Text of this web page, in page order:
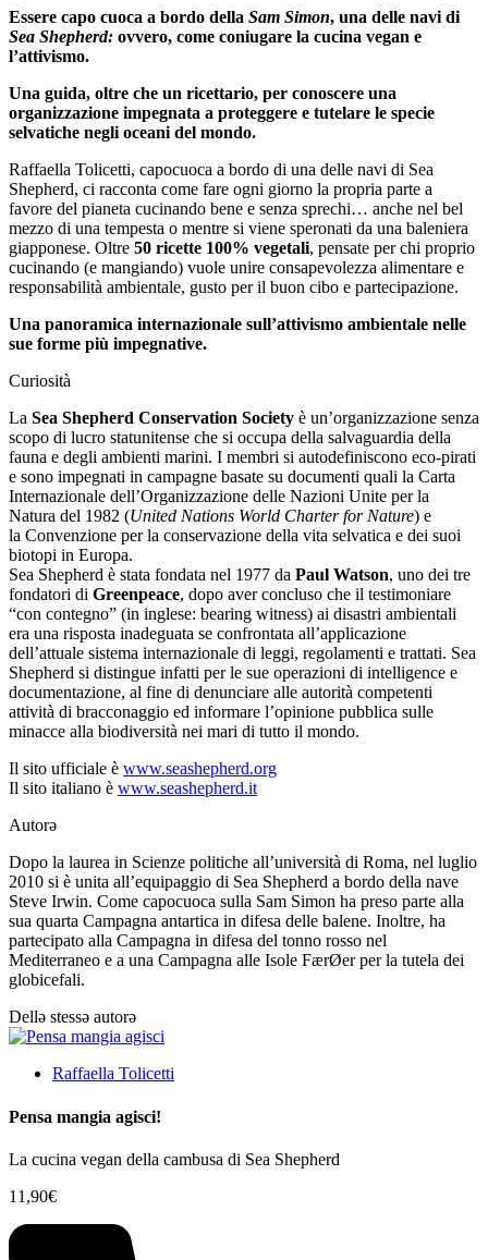
Essere capo cuoca a bordo della Sam Simon, una delle navi di
Sea Shepherd: ovvero, come coniugare la cucina vegan e
l’attivismo.
Una guida, oltre che un ricettario, per conoscere una
organizzazione impegnata a proteggere e tutelare le specie
selvatiche negli oceani del mondo.
Raffaella Tolicetti, capocuoca a bordo di una delle navi di Sea
Shepherd, ci racconta come fare ogni giorno la propria parte a
favore del pianeta cucinando bene e senza sprechi… anche nel bel
mezzo di una tempesta o mentre si viene speronati da una baleniera
giapponese. Oltre 50 ricette 100% vegetali, pensate per chi proprio
cucinando (e mangiando) vuole unire consapevolezza alimentare e
responsabilità ambientale, gusto per il buon cibo e partecipazione.
Una panoramica internazionale sull’attivismo ambientale nelle
sue forme più impegnative.
Curiosità
La Sea Shepherd Conservation Society è un’organizzazione senza
scopo di lucro statunitense che si occupa della salvaguardia della
fauna e degli ambienti marini. I membri si autodefiniscono eco-pirati
e sono impegnati in campagne basate su documenti quali la Carta
Internazionale dell’Organizzazione delle Nazioni Unite per la
Natura del 1982 (United Nations World Charter for Nature) e
la Convenzione per la conservazione della vita selvatica e dei suoi
biotopi in Europa.
Sea Shepherd è stata fondata nel 1977 da Paul Watson, uno dei tre
fondatori di Greenpeace, dopo aver concluso che il testimoniare
“con contegno” (in inglese: bearing witness) ai disastri ambientali
era una risposta inadeguata se confrontata all’applicazione
dell’attuale sistema internazionale di leggi, regolamenti e trattati. Sea
Shepherd si distingue infatti per le sue operazioni di intelligence e
documentazione, al fine di denunciare alle autorità competenti
attività di bracconaggio ed informare l’opinione pubblica sulle
minacce alla biodiversità nei mari di tutto il mondo.
Il sito ufficiale è www.seashepherd.org
Il sito italiano è www.seashepherd.it
Autorə
Dopo la laurea in Scienze politiche all’università di Roma, nel luglio
2010 si è unita all’equipaggio di Sea Shepherd a bordo della nave
Steve Irwin. Come capocuoca sulla Sam Simon ha preso parte alla
sua quarta Campagna antartica in difesa delle balene. Inoltre, ha
partecipato alla Campagna in difesa del tonno rosso nel
Mediterraneo e a una Campagna alle Isole FærØer per la tutela dei
globicefali.
Dellə stessə autorə
Raffaella Tolicetti
Pensa mangia agisci!
La cucina vegan della cambusa di Sea Shepherd
11,90€